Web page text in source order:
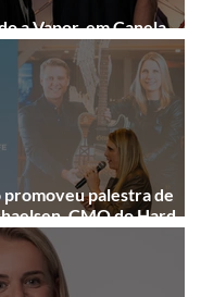
a Vapor, em Canela,
eletrônico em agosto
promoveu palestra de
CMO do Hard